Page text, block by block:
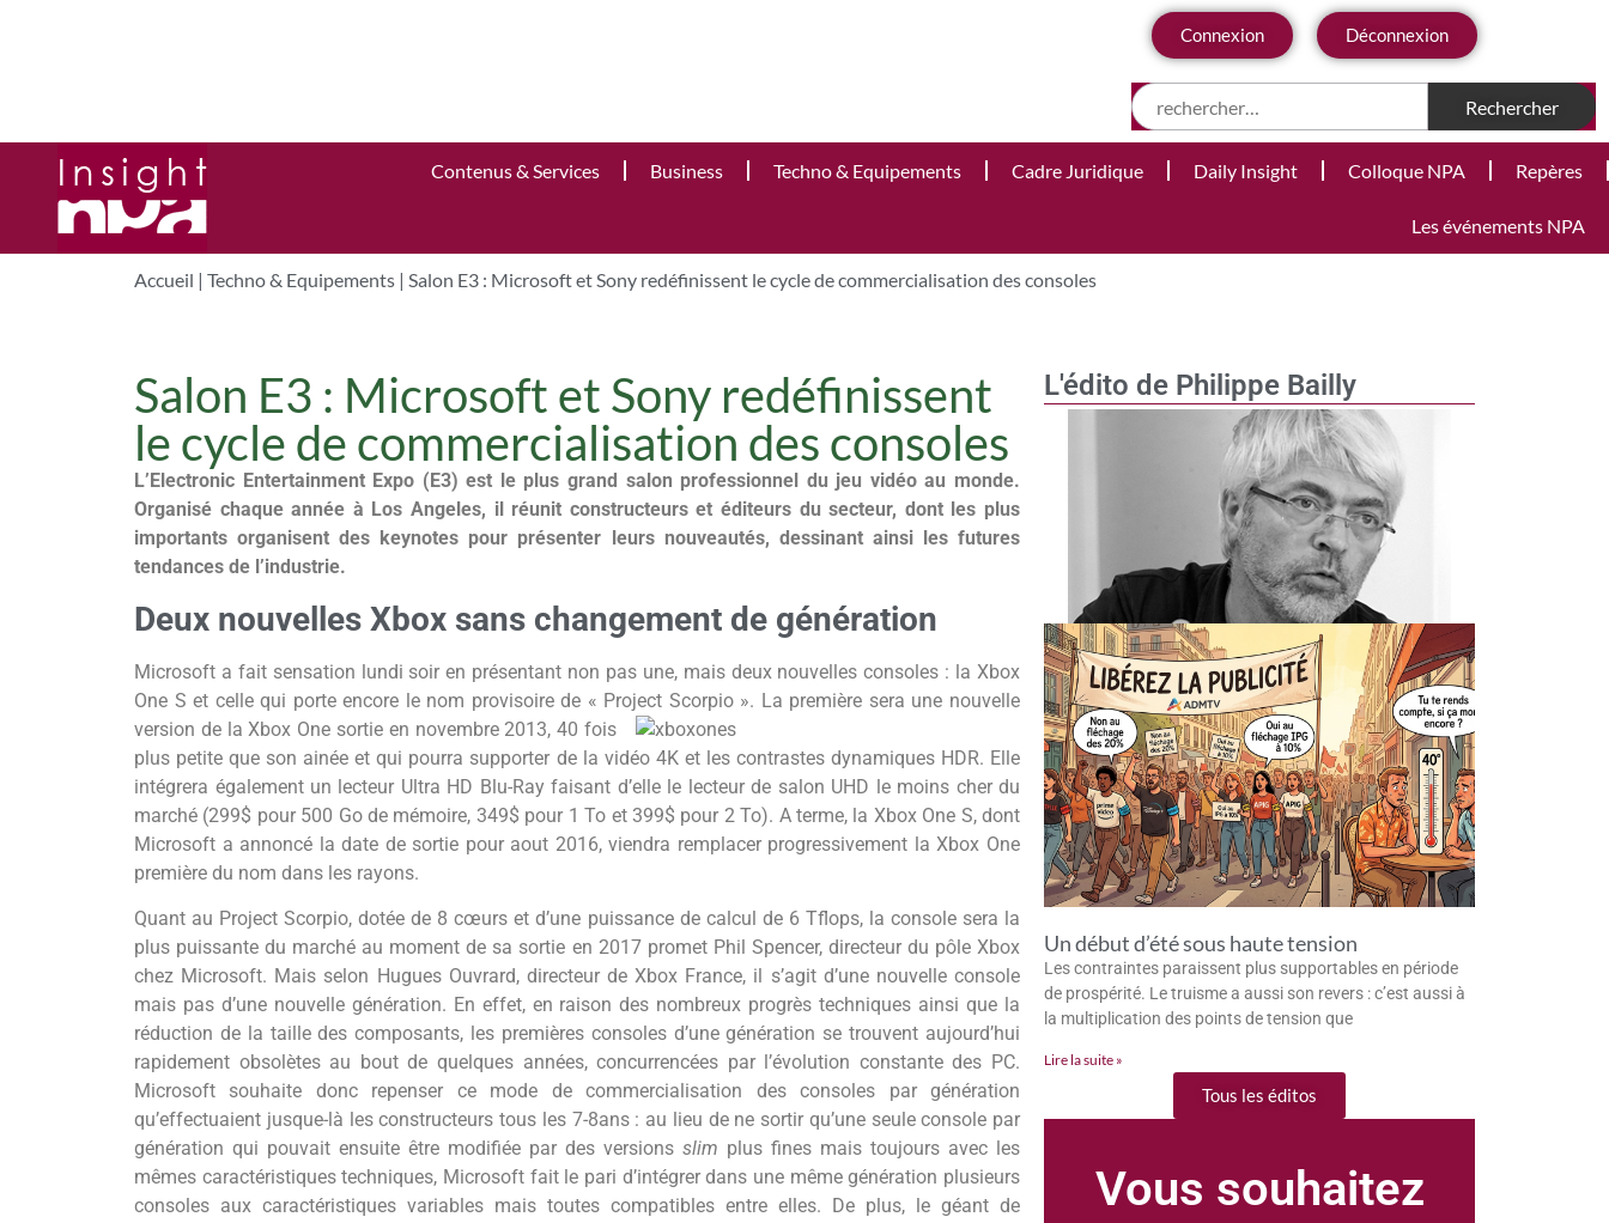
Connexion Déconnexion
Contenus & Services Business Techno & Equipements Cadre Juridique Daily Insight Colloque NPA Repères
Les événements NPA
Accueil | Techno & Equipements | Salon E3 : Microsoft et Sony redéfinissent le cycle de commercialisation des consoles
L'édito de Philippe Bailly
Un début d’été sous haute tension
Les contraintes paraissent plus supportables en période
de prospérité. Le truisme a aussi son revers : c’est aussi à
la multiplication des points de tension que
Lire la suite »
Tous les éditos
Vous souhaitez
Salon E3 : Microsoft et Sony redéfinissent
le cycle de commercialisation des consoles
L’Electronic Entertainment Expo (E3) est le plus grand salon professionnel du jeu vidéo au monde.
Organisé chaque année à Los Angeles, il réunit constructeurs et éditeurs du secteur, dont les plus
importants organisent des keynotes pour présenter leurs nouveautés, dessinant ainsi les futures
tendances de l’industrie.
Deux nouvelles Xbox sans changement de génération
Microsoft a fait sensation lundi soir en présentant non pas une, mais deux nouvelles consoles : la Xbox
One S et celle qui porte encore le nom provisoire de « Project Scorpio ». La première sera une nouvelle
version de la Xbox One sortie en novembre 2013, 40 fois
plus petite que son ainée et qui pourra supporter de la vidéo 4K et les contrastes dynamiques HDR. Elle
intégrera également un lecteur Ultra HD Blu-Ray faisant d’elle le lecteur de salon UHD le moins cher du
marché (299$ pour 500 Go de mémoire, 349$ pour 1 To et 399$ pour 2 To). A terme, la Xbox One S, dont
Microsoft a annoncé la date de sortie pour aout 2016, viendra remplacer progressivement la Xbox One
première du nom dans les rayons.
Quant au Project Scorpio, dotée de 8 cœurs et d’une puissance de calcul de 6 Tflops, la console sera la
plus puissante du marché au moment de sa sortie en 2017 promet Phil Spencer, directeur du pôle Xbox
chez Microsoft. Mais selon Hugues Ouvrard, directeur de Xbox France, il s’agit d’une nouvelle console
mais pas d’une nouvelle génération. En effet, en raison des nombreux progrès techniques ainsi que la
réduction de la taille des composants, les premières consoles d’une génération se trouvent aujourd’hui
rapidement obsolètes au bout de quelques années, concurrencées par l’évolution constante des PC.
Microsoft souhaite donc repenser ce mode de commercialisation des consoles par génération
qu’effectuaient jusque-là les constructeurs tous les 7-8ans : au lieu de ne sortir qu’une seule console par
génération qui pouvait ensuite être modifiée par des versionsslim plus fines mais toujours avec les
mêmes caractéristiques techniques, Microsoft fait le pari d’intégrer dans une même génération plusieurs
consoles aux caractéristiques variables mais toutes compatibles entre elles. De plus, le géant de